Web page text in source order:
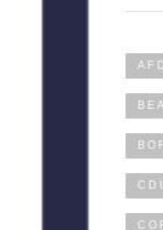
AFD
CDU